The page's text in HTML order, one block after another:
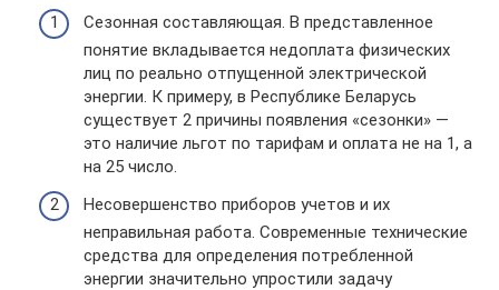
Сезонная составляющая. В представленное
понятие вкладывается недоплата физических
лиц по реально отпущенной электрической
энергии. К примеру, в Республике Беларусь
существует 2 причины появления «сезонки» —
это наличие льгот по тарифам и оплата не на 1, а
на 25 число.
Несовершенство приборов учетов и их
неправильная работа. Современные технические
средства для определения потребленной
энергии значительно упростили задачу